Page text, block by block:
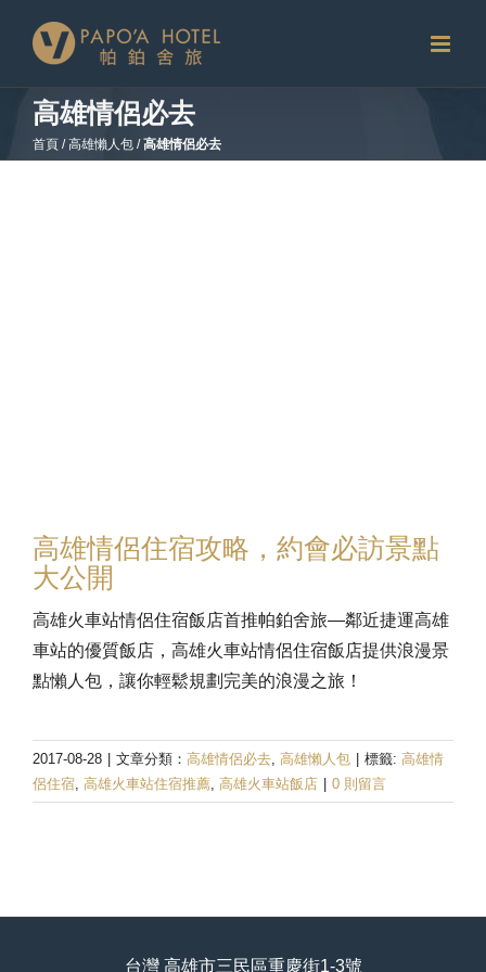
高雄情侶必去
首頁 /高雄懶人包 /高雄情侶必去
高雄情侶住宿攻略，約會必訪景點
大公開
高雄火車站情侶住宿飯店首推帕鉑舍旅—鄰近捷運高雄
車站的優質飯店，高雄火車站情侶住宿飯店提供浪漫景
點懶人包，讓你輕鬆規劃完美的浪漫之旅！
2017-08-28 文章分類： 高雄情侶必去, 高雄懶人包 標籤: 高雄情
侶住宿, 高雄火車站住宿推薦, 高雄火車站飯店 0 則留言
台灣 高雄市三民區重慶街1-3號